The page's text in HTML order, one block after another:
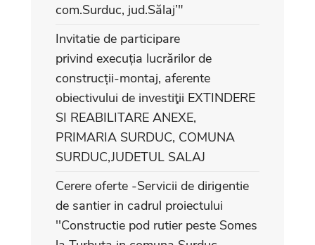
com.Surduc, jud.Sălaj’"
Invitatie de participare
privind execuția lucrărilor de
construcții-montaj, aferente
obiectivului de investiţii EXTINDERE
SI REABILITARE ANEXE,
PRIMARIA SURDUC, COMUNA
SURDUC,JUDETUL SALAJ
Cerere oferte -Servicii de dirigentie
de santier in cadrul proiectului
''Constructie pod rutier peste Somes